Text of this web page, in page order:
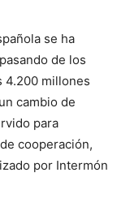
se ha
de los
4.200 millones
cambio de
para
cooperación,
por Intermón